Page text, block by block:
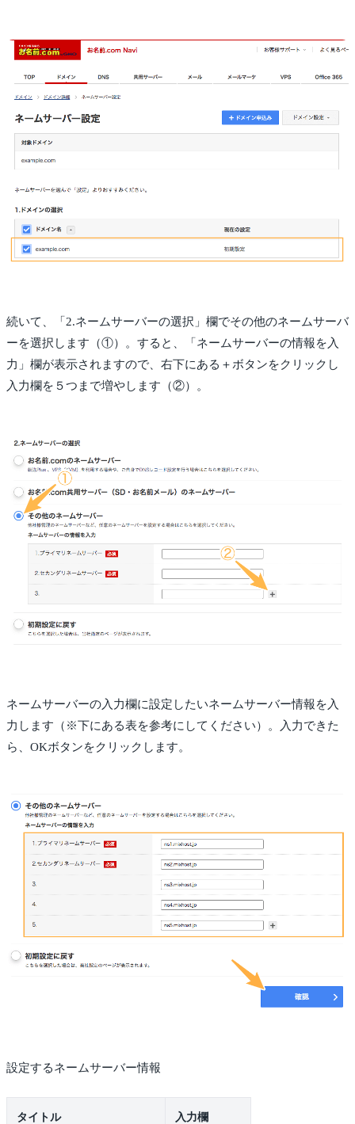
続いて、「2.ネームサーバーの選択」欄でその他のネームサーバ
ーを選択します（①）。すると、「ネームサーバーの情報を入
力」欄が表示されますので、右下にある＋ボタンをクリックし
入力欄を５つまで増やします（②）。
ネームサーバーの入力欄に設定したいネームサーバー情報を入
力します（※下にある表を参考にしてください）。入力できた
ら、OKボタンをクリックします。
設定するネームサーバー情報
タイトル 入力欄